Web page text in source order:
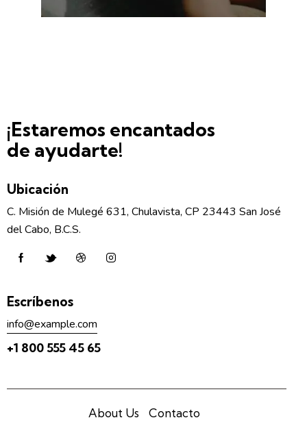
¡Estaremos encantados
de ayudarte!
Ubicación
C. Misión de Mulegé 631, Chulavista, CP 23443 San José
del Cabo, B.C.S.
Escríbenos
info@example.com
+1 800 555 45 65
About Us Contacto